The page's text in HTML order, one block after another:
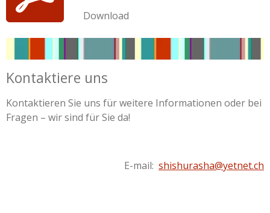
Download
Kontaktiere uns
Kontaktieren Sie uns für weitere Informationen oder bei
Fragen – wir sind für Sie da!
E-mail: shishurasha@yetnet.ch